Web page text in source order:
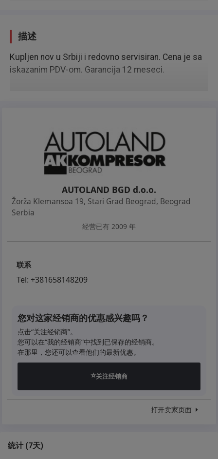
描述
Kupljen nov u Srbiji i redovno servisiran. Cena je sa
iskazanim PDV-om. Garancija 12 meseci.
AUTOLAND BGD d.o.o.
Žorža Klemansoa 19, Stari Grad Beograd, Beograd
Serbia
经营已有 2009 年
联系
Tel: +381658148209
您对这家经销商的优惠感兴趣吗？
点击“关注经销商”。
您可以在“我的经销商”中找到已保存的经销商。
在那里，您还可以查看他们的最新优惠。
⭐关注经销商
打开卖家页面
统计 (7天)